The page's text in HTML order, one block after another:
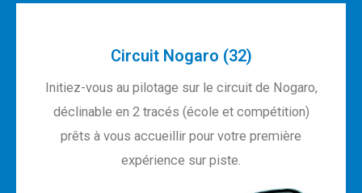
Circuit Nogaro (32)
Initiez-vous au pilotage sur le circuit de Nogaro,
déclinable en 2 tracés (école et compétition)
prêts à vous accueillir pour votre première
expérience sur piste.